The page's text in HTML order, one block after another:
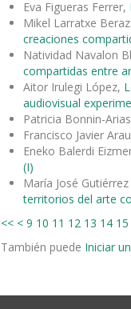
Eva Figueras Ferrer,
Mikel Larratxe
creaciones
Natividad Navalon
compartidas entre
Aitor Irulegi López,
audiovisual
Patricia Bonnin-
Francisco Javier
Eneko Balerdi
(I)
María José
territorios del arte
<< < 9 10 11 12 13 14 15
También puede Iniciar